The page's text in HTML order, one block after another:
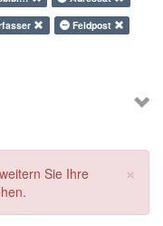
Feldpost
×
Sie Ihre